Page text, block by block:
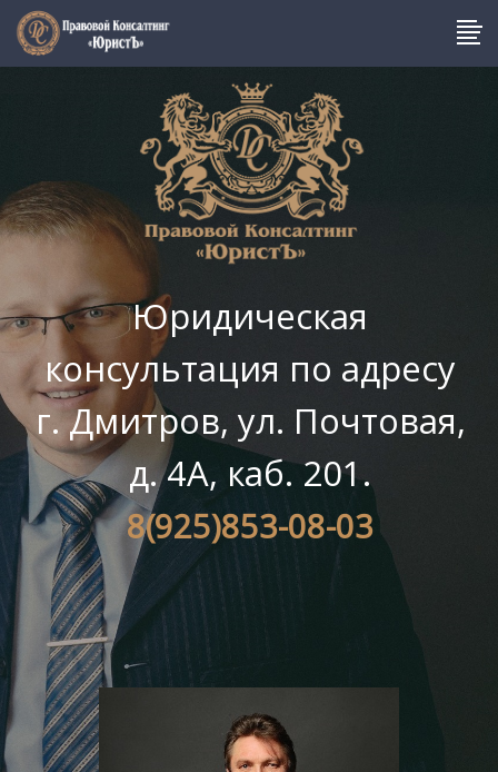
Юридическая
консультация по адресу
г. Дмитров, ул. Почтовая,
д. 4А, каб. 201.
8(925)853-08-03